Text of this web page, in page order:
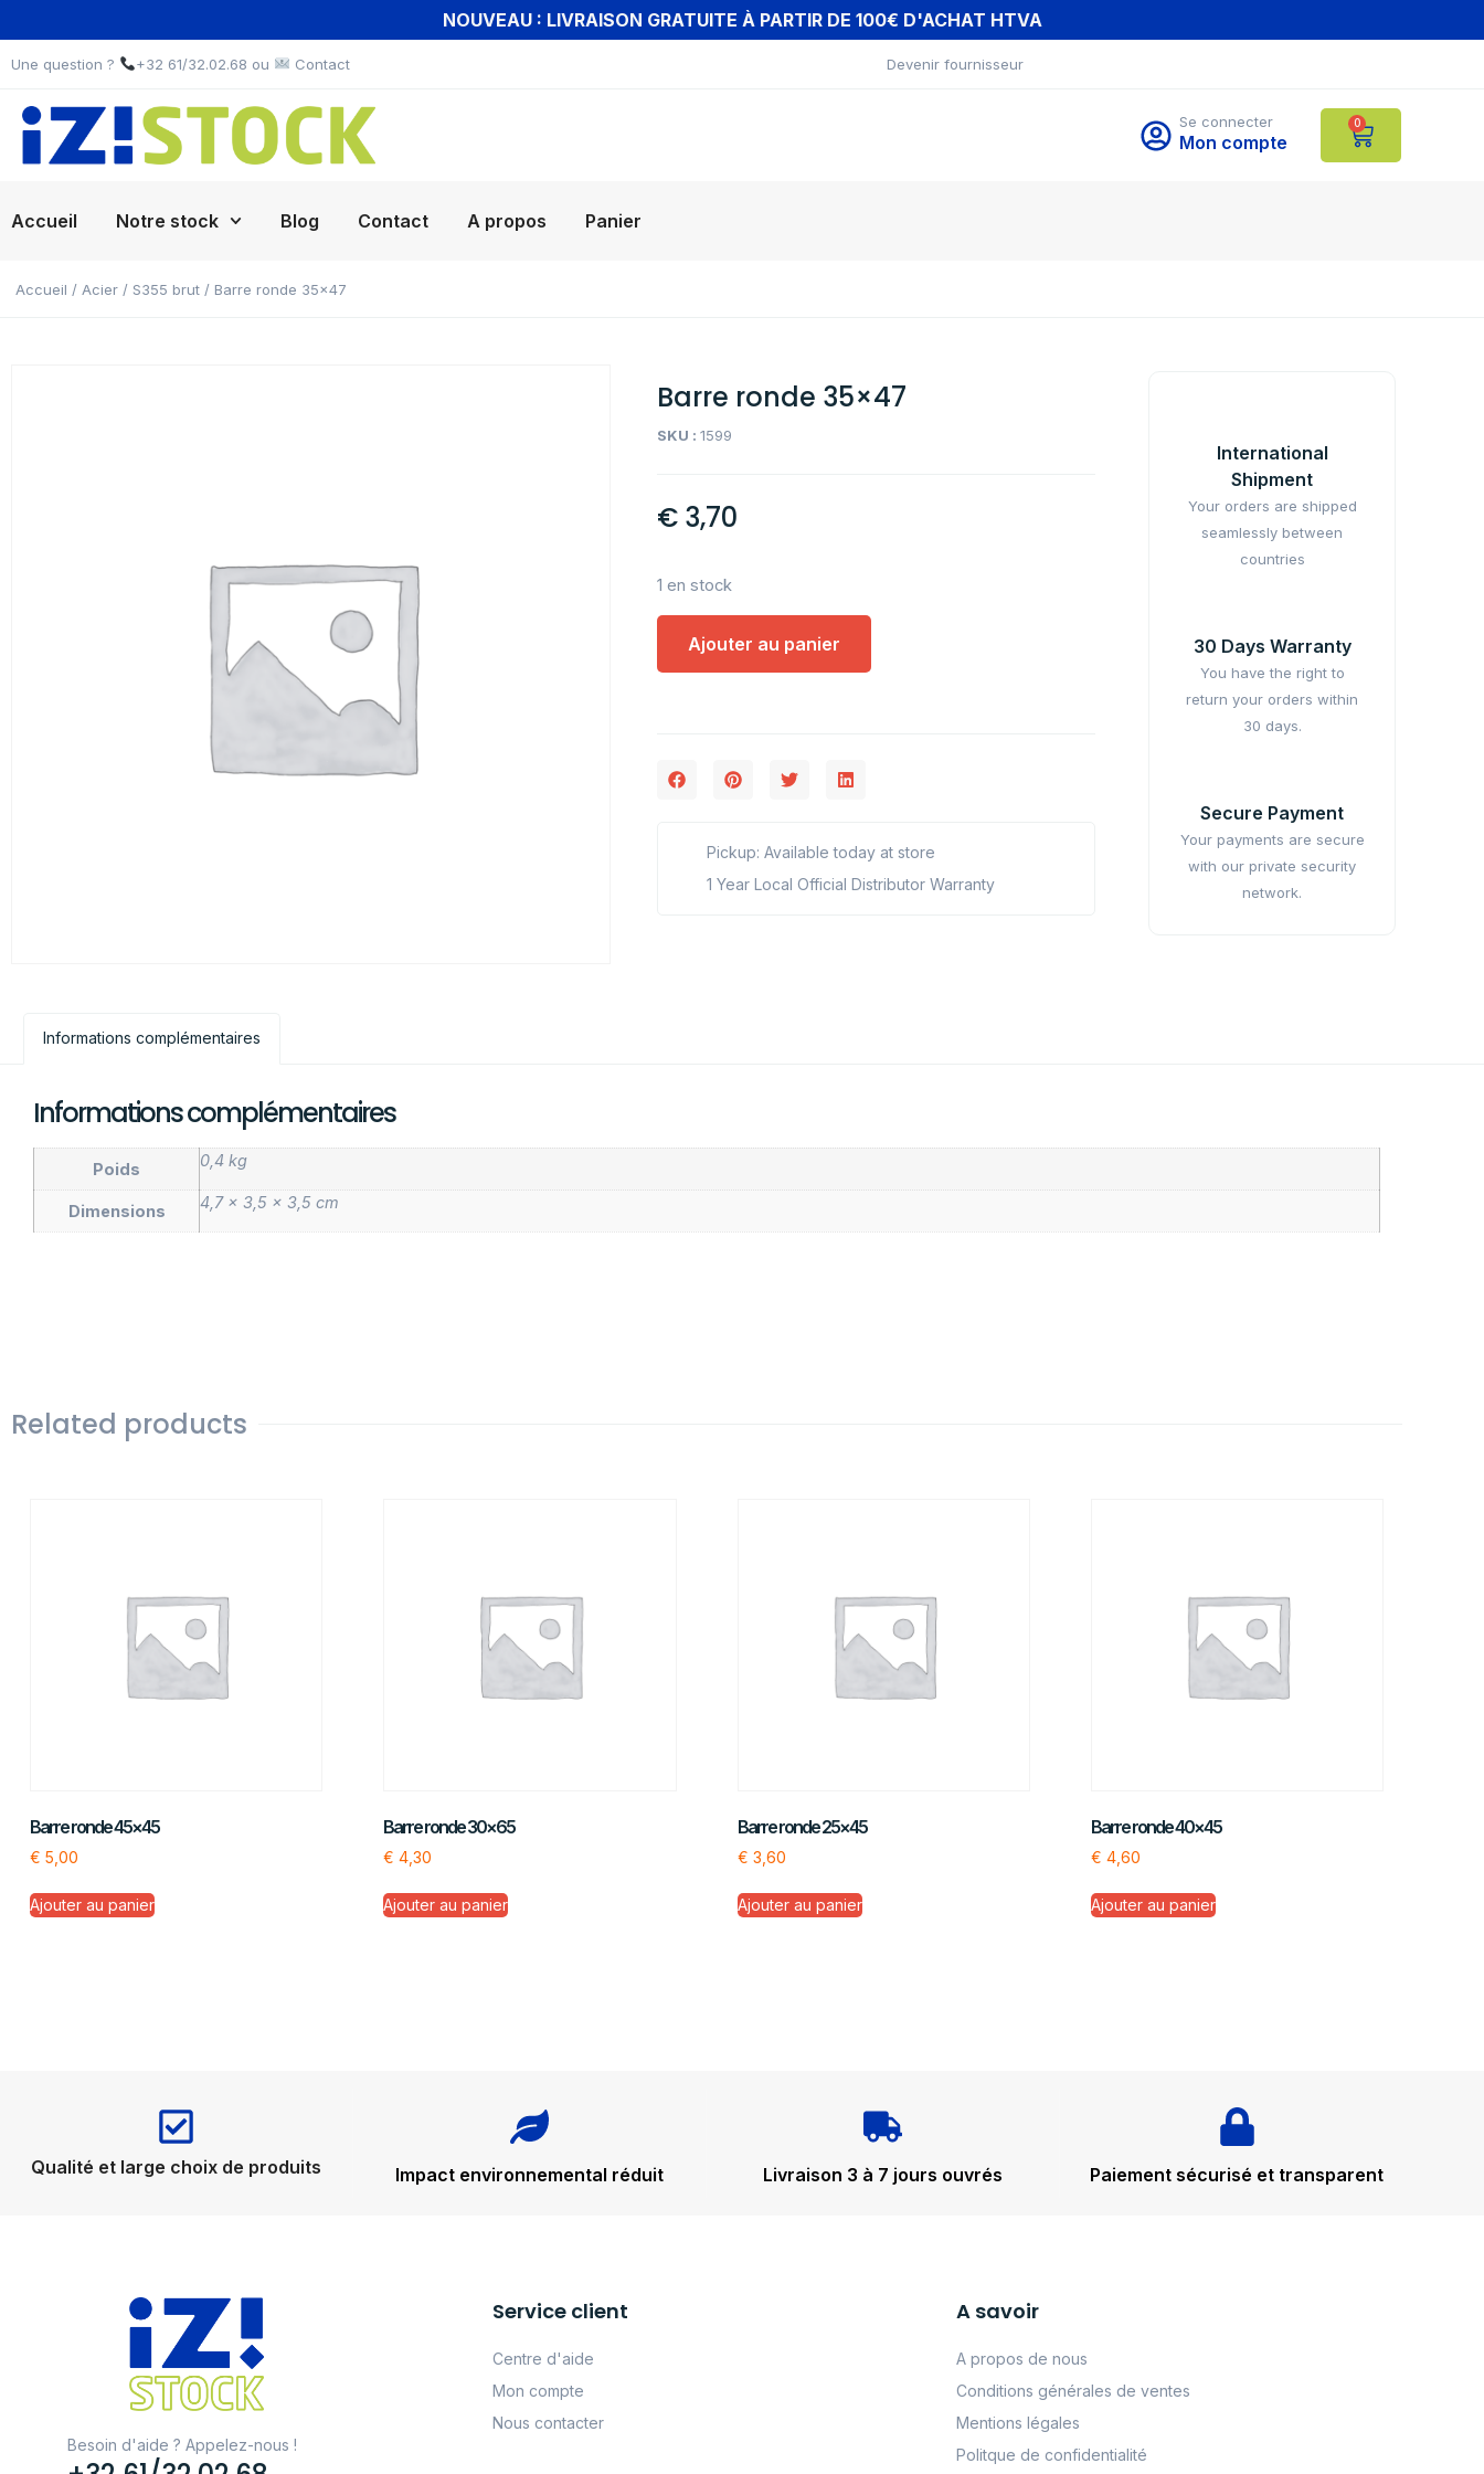
NOUVEAU : LIVRAISON GRATUITE À PARTIR DE 100€ D'ACHAT HTVA
Une question ? +32 61/32.02.68 ou Contact Devenir fournisseur
Se connecter
Mon compte
0
Accueil Notre stock Blog Contact A propos Panier
Accueil / Acier / S355 brut / Barre ronde 35×47
Barre ronde 35×47
SKU :1599
€ 3,70
1 en stock
Ajouter au panier
Pickup: Available today at store
1 Year Local Official Distributor Warranty
International
Shipment
Your orders are shipped
seamlessly between
countries
30 Days Warranty
You have the right to
return your orders within
30 days.
Secure Payment
Your payments are secure
with our private security
network.
Informations complémentaires
Informations complémentaires
Poids 0,4 kg
Dimensions 4,7 × 3,5 × 3,5 cm
Related products
Barre ronde 45×45
€ 5,00
Ajouter au panier
Barre ronde 30×65
€ 4,30
Ajouter au panier
Barre ronde 25×45
€ 3,60
Ajouter au panier
Barre ronde 40×45
€ 4,60
Ajouter au panier
Qualité et large choix de produits Impact environnemental réduit Livraison 3 à 7 jours ouvrés Paiement sécurisé et transparent
Besoin d'aide ? Appelez-nous !
Service client
Centre d'aide
Mon compte
Nous contacter
A savoir
A propos de nous
Conditions générales de ventes
Mentions légales
Politque de confidentialité